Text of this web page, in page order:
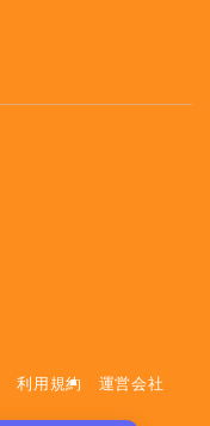
利用規約
運営会社